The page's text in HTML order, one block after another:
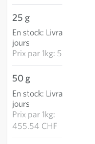
25 g
En stock: Livraison 2-4
jours
Prix par1kg: 572.51 CHF
50 g
En stock: Livraison 2-4
jours
Prix par1kg:
455.54 CHF